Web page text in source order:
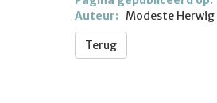
Auteur: Modeste Herwig
Terug